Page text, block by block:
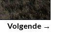
Volgende →